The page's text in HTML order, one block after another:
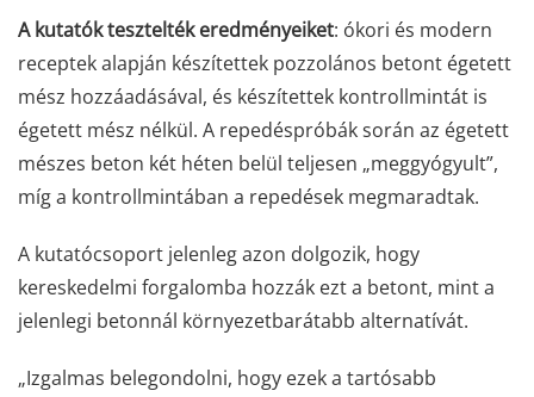
A kutatók tesztelték eredményeiket: ókori és modern
receptek alapján készítettek pozzolános betont égetett
mész hozzáadásával, és készítettek kontrollmintát is
égetett mész nélkül. A repedéspróbák során az égetett
mészes beton két héten belül teljesen „meggyógyult”,
míg a kontrollmintában a repedések megmaradtak.
A kutatócsoport jelenleg azon dolgozik, hogy
kereskedelmi forgalomba hozzák ezt a betont, mint a
jelenlegi betonnál környezetbarátabb alternatívát.
„Izgalmas belegondolni, hogy ezek a tartósabb